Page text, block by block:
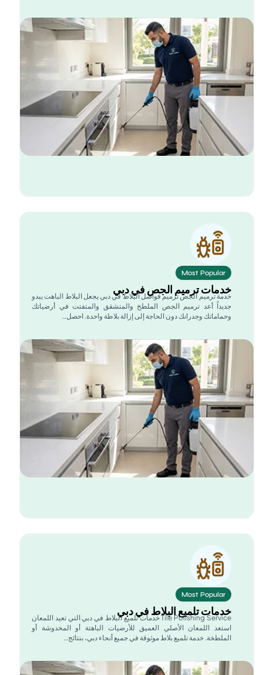
Most Popular
ترميم الجص في دبي
ترميم الجص ترميم فواصل البلاط في دبي يجعل البلاط الباهت يبدو
أعد ترميم الجص الملطخ والمتشقق والمتفتت في أرضياتك
وجدرانك دون الحاجة إلى إزالة بلاطة واحدة. احصل…
Most Popular
تلميع البلاط في دبي
Tile Polishing Service خدمات تلميع البلاط في دبي التي تعيد اللمعان
اللمعان الأصلي العميق للأرضيات الباهتة أو المخدوشة أو
خدمة تلميع بلاط موثوقة في جميع أنحاء دبي، بنتائج…